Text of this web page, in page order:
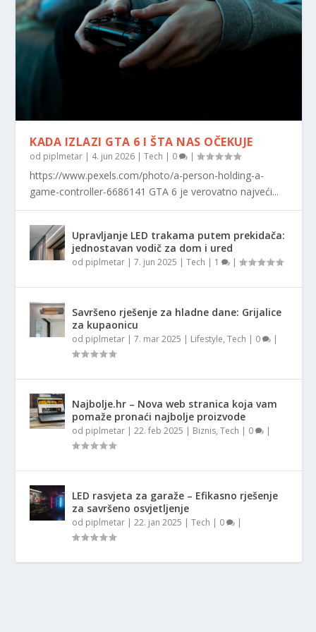
KADA IZLAZI GTA 6 I ŠTA NAS OČEKUJE
od piplmetar | 4. jun 2026 |Tech | 0 |
https://www.pexels.com/photo/a-person-holding-a-
game-controller-6686141 GTA 6 je verovatno najveći...
Upravljanje LED trakama putem prekidača:
jednostavan vodič za dom i ured
od piplmetar |7. jun 2025 |Tech | 1 |
Savršeno rješenje za hladne dane: Grijalice
za kupaonicu
od piplmetar |7. mar 2025 | Lifestyle,Tech | 0 |
Najbolje.hr – Nova web stranica koja vam
pomaže pronaći najbolje proizvode
od piplmetar |22. feb 2025 | Biznis,Tech | 0 |
LED rasvjeta za garaže – Efikasno rješenje
za savršeno osvjetljenje
od piplmetar |22. jan 2025 |Tech | 0 |